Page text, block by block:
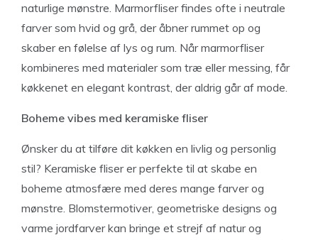
naturlige mønstre. Marmorfliser findes ofte i neutrale
farver som hvid og grå, der åbner rummet op og
skaber en følelse af lys og rum. Når marmorfliser
kombineres med materialer som træ eller messing, får
køkkenet en elegant kontrast, der aldrig går af mode.
Boheme vibes med keramiske fliser
Ønsker du at tilføre dit køkken en livlig og personlig
stil? Keramiske fliser er perfekte til at skabe en
boheme atmosfære med deres mange farver og
mønstre. Blomstermotiver, geometriske designs og
varme jordfarver kan bringe et strejf af natur og